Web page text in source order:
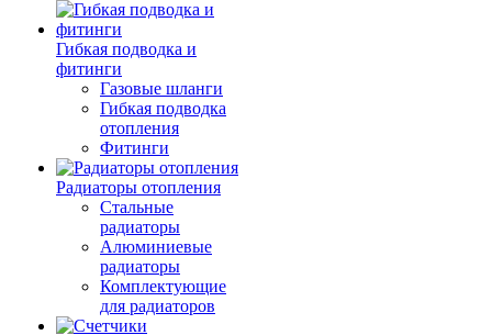
Гибкая подводка и
фитинги
Газовые шланги
Гибкая подводка
отопления
Фитинги
Радиаторы отопления
Стальные
радиаторы
Алюминиевые
радиаторы
Комплектующие
для радиаторов